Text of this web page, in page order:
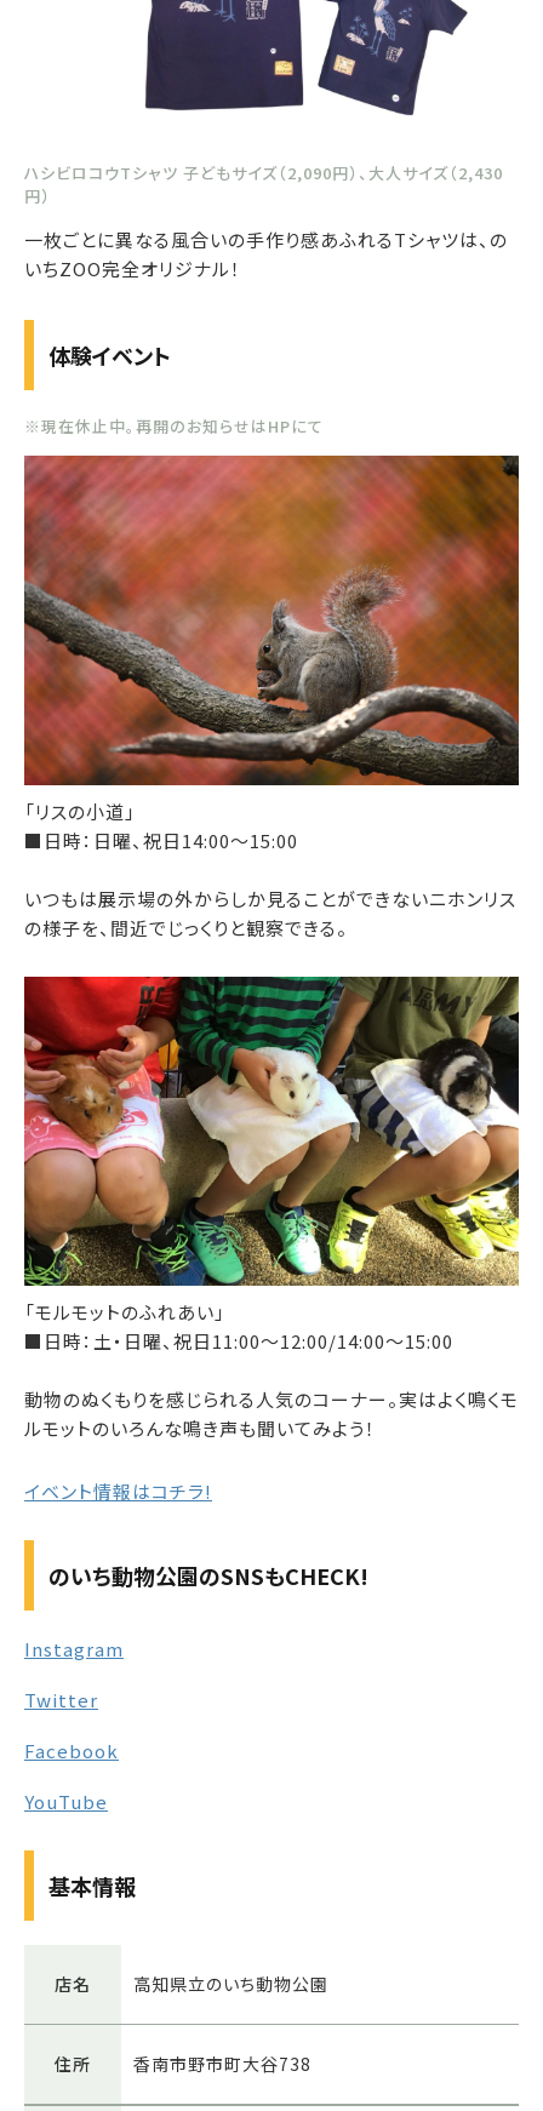
ハシビロコウTシャツ 子どもサイズ（2,090円）、大人サイズ（2,430
円）
一枚ごとに異なる風合いの手作り感あふれるTシャツは、の
いちZOO完全オリジナル！
体験イベント
※現在休止中。再開のお知らせはHPにて
「リスの小道」
■日時：日曜、祝日14:00～15:00
いつもは展示場の外からしか見ることができないニホンリス
の様子を、間近でじっくりと観察できる。
「モルモットのふれあい」
■日時：土・日曜、祝日11:00～12:00/14:00～15:00
動物のぬくもりを感じられる人気のコーナー。実はよく鳴くモ
ルモットのいろんな鳴き声も聞いてみよう！
イベント情報はコチラ!
のいち動物公園のSNSもCHECK!
Instagram
Twitter
Facebook
YouTube
基本情報
店名 高知県立のいち動物公園
住所 香南市野市町大谷738